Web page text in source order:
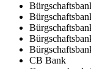
CB Bank